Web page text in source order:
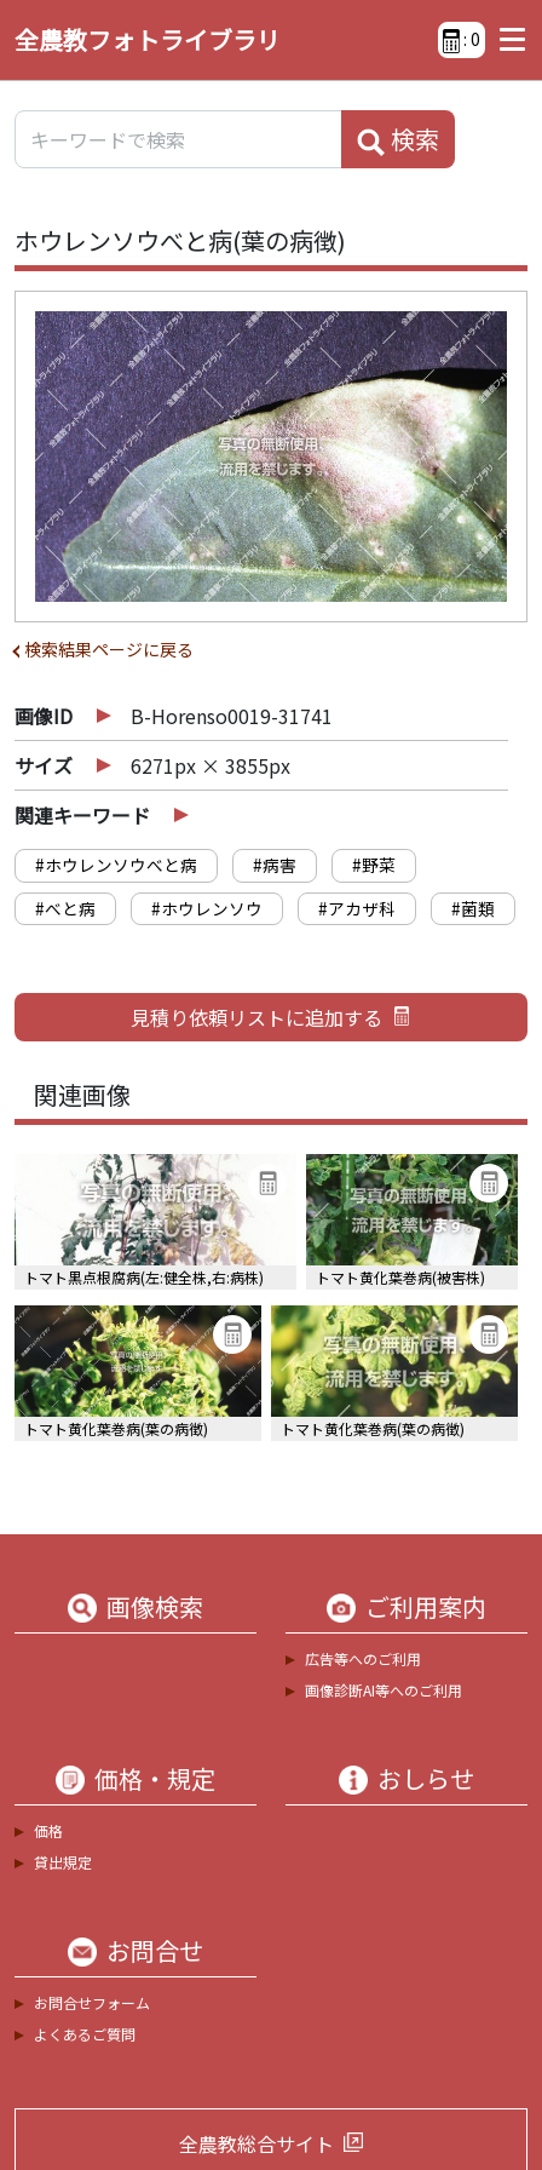
全農教フォトライブラリ : 0
検索
ホウレンソウべと病(葉の病徴)
検索結果ページに戻る
画像ID
B-Horenso0019-31741
サイズ
6271px × 3855px
関連キーワード
#ホウレンソウべと病 #病害
#野菜
#べと病
#ホウレンソウ #アカザ科 #菌類
関連画像
トマト黒点根腐病(左:健全株,右:病株) トマト黄化葉巻病(被害株)
トマト黄化葉巻病(葉の病徴) トマト黄化葉巻病(葉の病徴)
画像検索 ご利用案内
広告等へのご利用
画像診断AI等へのご利用
価格・規定
価格
貸出規定
おしらせ
お問合せ
お問合せフォーム
よくあるご質問
全農教総合サイト